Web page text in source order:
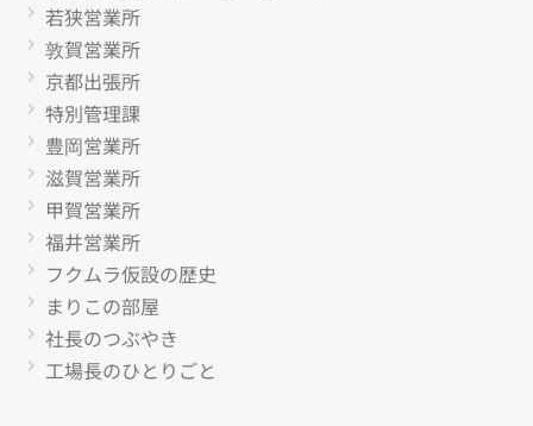
若狭営業所
敦賀営業所
京都出張所
特別管理課
豊岡営業所
滋賀営業所
甲賀営業所
福井営業所
フクムラ仮設の歴史
まりこの部屋
社長のつぶやき
工場長のひとりごと